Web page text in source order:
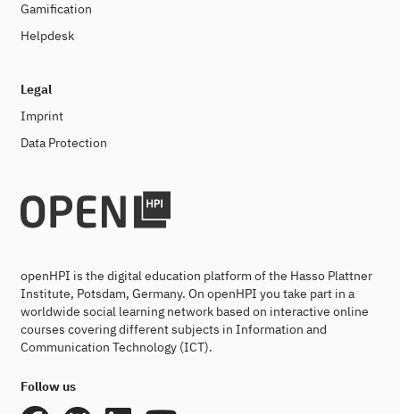
Gamification
Helpdesk
Legal
Imprint
Data Protection
openHPI is the digital education platform of the Hasso Plattner
Institute, Potsdam, Germany. On openHPI you take part in a
worldwide social learning network based on interactive online
courses covering different subjects in Information and
Communication Technology (ICT).
Follow us